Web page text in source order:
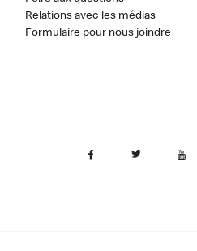
Relations avec les médias
Formulaire pour nous joindre